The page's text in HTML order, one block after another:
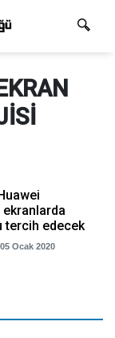
tercih edecek
Ocak 2020